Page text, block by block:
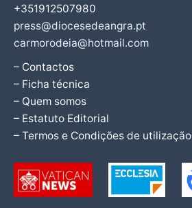
+351912507980
press@diocesedeangra.pt
carmorodeia@hotmail.com
– Contactos
– Ficha técnica
– Quem somos
– Estatuto Editorial
– Termos e Condições de utilização